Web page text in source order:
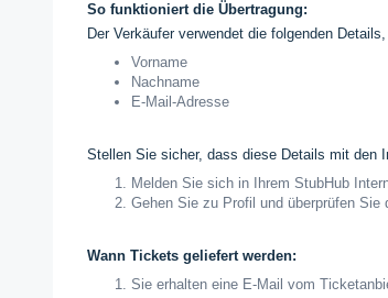
So funktioniert die Übertragung:
Der Verkäufer verwendet die folgenden
Vorname
Nachname
E-Mail-Adresse
Stellen Sie sicher, dass diese Details mit den
Melden Sie sich in Ihrem StubHub
Gehen Sie zu Profil und überprüfen
Wann Tickets geliefert werden:
Sie erhalten eine E-Mail vom